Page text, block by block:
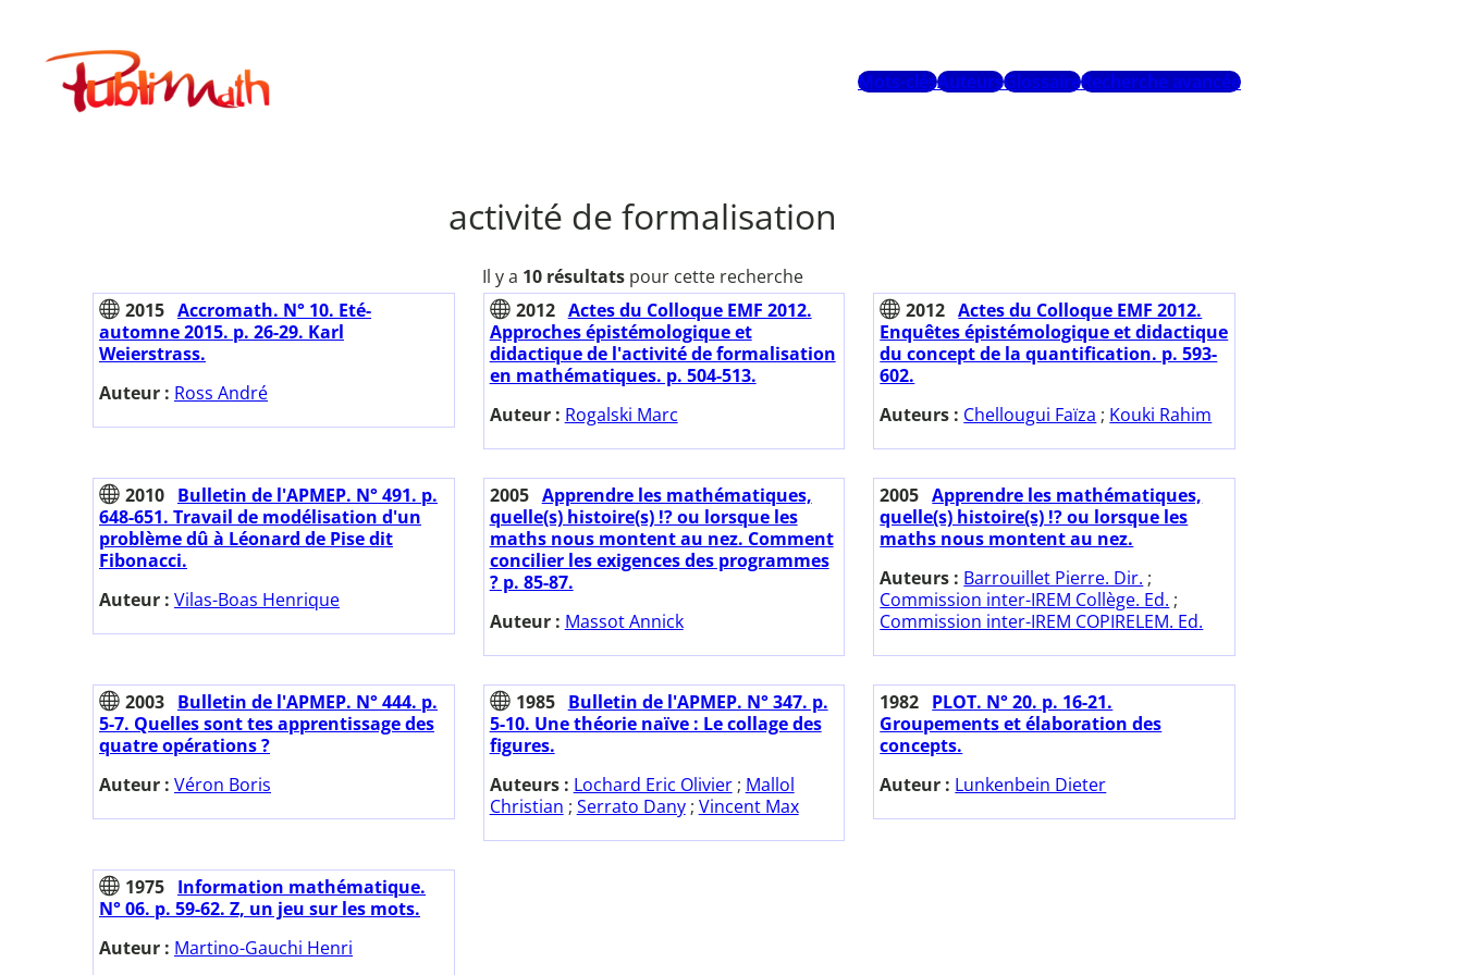
contenuPublimath
Mots-clésAuteursGlossaireRecherche avancée
activité de formalisation
Il y a 10 résultatspour cette recherche
2015 Accromath. N° 10. Eté-
automne 2015. p. 26-29. Karl
Weierstrass.
Auteur : Ross André
2012 Actes du Colloque EMF 2012.
Approches épistémologique et
didactique de l'activité de formalisation
en mathématiques. p. 504-513.
Auteur : Rogalski Marc
2012 Actes du Colloque EMF 2012.
Enquêtes épistémologique et didactique
du concept de la quantification. p. 593-
602.
Auteurs : Chellougui Faïza ; Kouki Rahim
2010 Bulletin de l'APMEP. N° 491. p.
648-651. Travail de modélisation d'un
problème dû à Léonard de Pise dit
Fibonacci.
Auteur : Vilas-Boas Henrique
2005 Apprendre les mathématiques,
quelle(s) histoire(s) !? ou lorsque les
maths nous montent au nez. Comment
concilier les exigences des programmes
? p. 85-87.
Auteur : Massot Annick
2005 Apprendre les mathématiques,
quelle(s) histoire(s) !? ou lorsque les
maths nous montent au nez.
Auteurs : Barrouillet Pierre. Dir. ;
Commission inter-IREM Collège. Ed. ;
Commission inter-IREM COPIRELEM. Ed.
2003 Bulletin de l'APMEP. N° 444. p.
5-7. Quelles sont tes apprentissage des
quatre opérations ?
Auteur : Véron Boris
1985
Bulletin de l'APMEP. N° 347. p.
5-10. Une théorie naïve : Le collage des
figures.
Auteurs : Lochard Eric Olivier; Mallol
Christian ; Serrato Dany; Vincent Max
1982 PLOT. N° 20. p. 16-21.
Groupements et élaboration des
concepts.
Auteur : Lunkenbein Dieter
1975 Information mathématique.
N° 06. p. 59-62. Z, un jeu sur les mots.
Auteur : Martino-Gauchi Henri